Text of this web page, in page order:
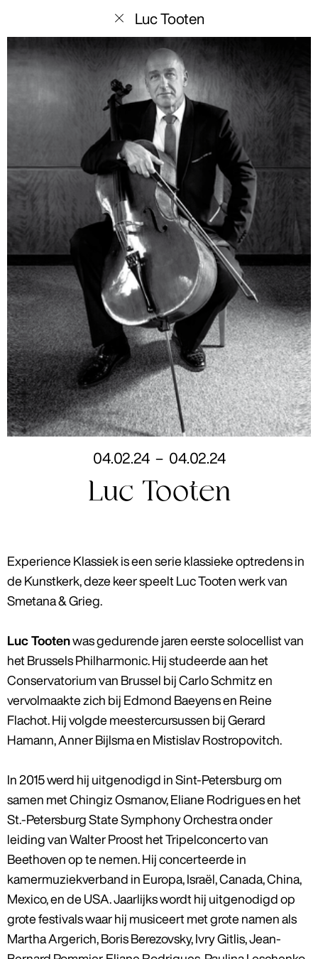
Luc Tooten
04. 02 24– 04. 02 24
Luc Tooten
Experience Klassiek is een serie klassieke optredens in
de Kunstkerk, deze keer speelt Luc Tooten werk van
Smetana & Grieg.
Luc Tootenwas gedurende jaren eerste solocellist van
het Brussels Philharmonic. Hij studeerde aan het
Conservatorium van Brussel bij Carlo Schmitz en
vervolmaakte zich bij Edmond Baeyens en Reine
Flachot. Hij volgde meestercursussen bij Gerard
Hamann, Anner Bijlsma en Mistislav Rostropovitch.
In 2015 werd hij uitgenodigd in Sint-Petersburg om
samen met Chingiz Osmanov, Eliane Rodrigues en het
St.-Petersburg State Symphony Orchestra onder
leiding van Walter Proost het Tripelconcerto van
Beethoven op te nemen. Hij concerteerde in
kamermuziekverband in Europa, Israël, Canada, China,
Mexico, en de USA. Jaarlijks wordt hij uitgenodigd op
grote festivals waar hij musiceert met grote namen als
Martha Argerich, Boris Berezovsky, Ivry Gitlis, Jean-